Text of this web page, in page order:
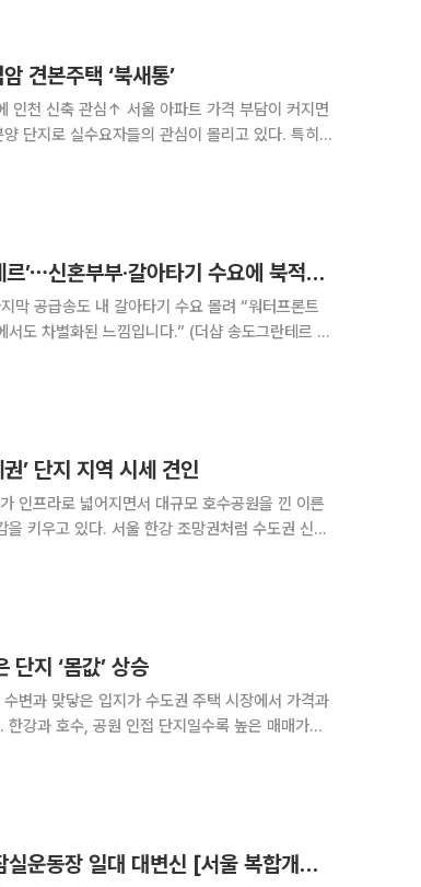
견본주택 ‘북새통’
파트 가격 부담이 커지면
단지로 실수요자들의 관심이 몰리고 있다. 특히
을 보여주고 있다는
19만㎡ 공원 품은 ‘더샵 송도그란테르’⋯신혼부부·갈아타기 수요에 북적[르포]
도 내 갈아타기 수요 몰려 “워터프론트
도 차별화된 느낌입니다.” (더샵 송도그란테르 방
32번지
’ 단지 지역 시세 견인
인프라로 넓어지면서 대규모 호수공원을 낀 이른
을 키우고 있다. 서울 한강 조망권처럼 수도권 신도
지 ‘몸값’ 상승
강과 호수, 공원 인접 단지일수록 높은 매매가와
점을 보였다
돔구장·컨벤션·호텔이 한 자리에… 잠실운동장 일대 대변신 [서울 복합개발 리포트 ⑭]